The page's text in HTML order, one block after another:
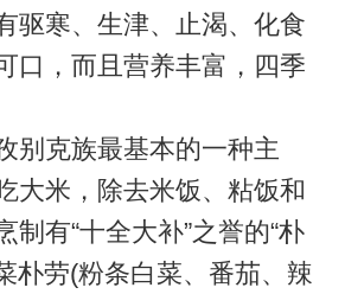
驱寒、生津、止渴、化食
口，而且营养丰富，四季
克族最基本的一种主
大米，除去米饭、粘饭和
制有“十全大补”之誉的“朴
朴劳(粉条白菜、番茄、辣